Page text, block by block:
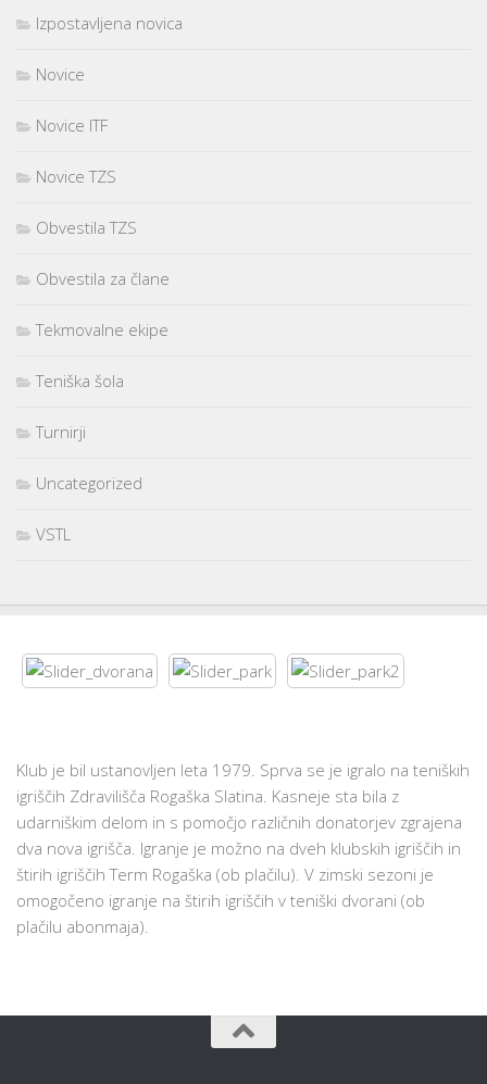
Izpostavljena novica
Novice
Novice ITF
Novice TZS
Obvestila TZS
Obvestila za člane
Tekmovalne ekipe
Teniška šola
Turnirji
Uncategorized
VSTL
Klub je bil ustanovljen leta 1979. Sprva se je igralo na teniških
igriščih Zdravilišča Rogaška Slatina. Kasneje sta bila z
udarniškim delom in s pomočjo različnih donatorjev zgrajena
dva nova igrišča. Igranje je možno na dveh klubskih igriščih in
štirih igriščih Term Rogaška (ob plačilu). V zimski sezoni je
omogočeno igranje na štirih igriščih v teniški dvorani (ob
plačilu abonmaja).